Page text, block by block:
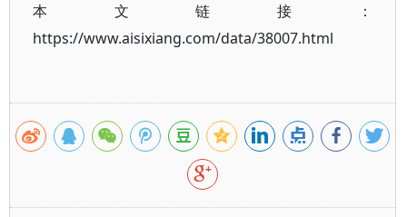
本文链接：
https://www.aisixiang.com/data/38007.html